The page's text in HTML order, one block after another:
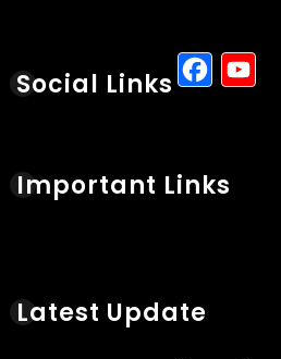
Social Links
Important Links
Latest Update